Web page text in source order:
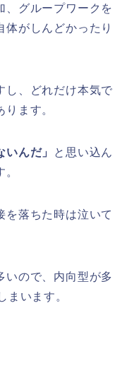
、グループワークを
体がしんどかったり
し、どれだけ本気で
ます。
いんだ」
と思い込ん
を落ちた時は泣いて
いので、内向型が多
まいます。